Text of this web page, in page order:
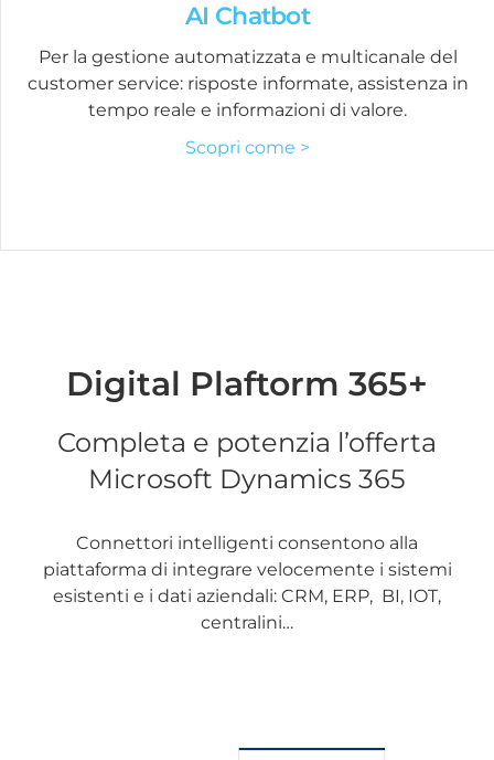
AI Chatbot
Per la gestione automatizzata e multicanale del
customer service: risposte informate, assistenza in
tempo reale e informazioni di valore.
Scopri come >
Digital Plaftorm 365+
Completa e potenzia l’offerta
Microsoft Dynamics 365
Connettori intelligenti consentono alla
piattaforma di integrare velocemente i sistemi
esistenti e i dati aziendali: CRM, ERP, BI, IOT,
centralini…